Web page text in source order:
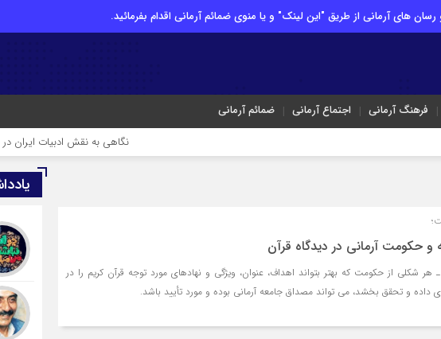
های آرمانی از طریق "این لینک" و یا منوی ضمائم آرمانی اقدام بفرمائید.
فرهنگ آرمانی اجتماع آرمانی ضمائم آرمانی
نگاهی به نقش ادبیات ایران در هویت و
و حکومت آرمانی در دیدگاه قرآن
هر شکلی از حکومت که بهتر بتواند اهداف، عنوان، ویژگی و نهادهای مورد توجه قرآن کریم را در
داده و تحقق بخشد، می تواند مصداق جامعه آرمانی بوده و مورد تأیید باشد.